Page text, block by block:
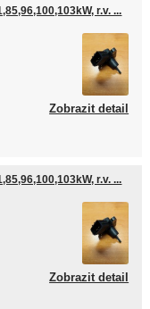
r.v. ...
Zobrazit detail
r.v. ...
Zobrazit detail